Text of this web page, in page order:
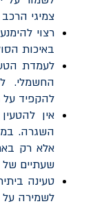
צמיגי
רצוי
באיכות
לעמדת
החשמלי.
להקפיד על
אין
השגרה.
אלא רק
שעתיים של
טעינה
לשמירה על